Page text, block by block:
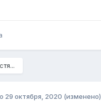
29 октября, 2020 (изменено)